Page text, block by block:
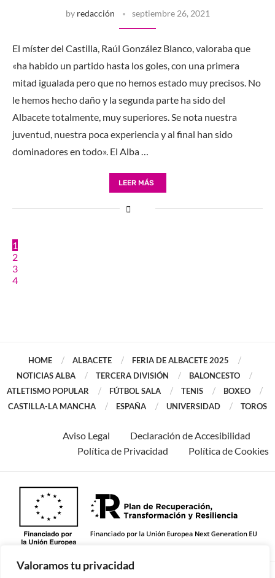
Valoramos tu privacidad
by redacción septiembre 26, 2021
El míster del Castilla, Raúl González Blanco, valoraba que
«ha habido un partido hasta los goles, con una primera
mitad igualada pero que no hemos estado muy precisos. No
le hemos hecho daño y la segunda parte ha sido del
Albacete totalmente, muy superiores. Se nota nuestra
juventud, nuestra poca experiencia y al final han sido
dominadores en todo». El Alba …
LEER MÁS
1
2
3
4
HOME ALBACETE
FERIA DE ALBACETE 2025
NOTICIAS ALBA
TERCERA DIVISIÓN
BALONCESTO
ATLETISMO POPULAR
FÚTBOL SALA TENIS
BOXEO
CASTILLA-LA MANCHA
ESPAÑA UNIVERSIDAD TOROS
Aviso Legal
Declaración de Accesibilidad
Política de Privacidad
Política de Cookies